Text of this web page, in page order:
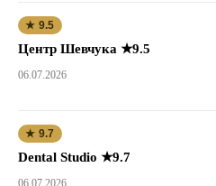
★ 9.5
Центр Шевчука ★9.5
06.07.2026
★ 9.7
Dental Studio ★9.7
06.07.2026